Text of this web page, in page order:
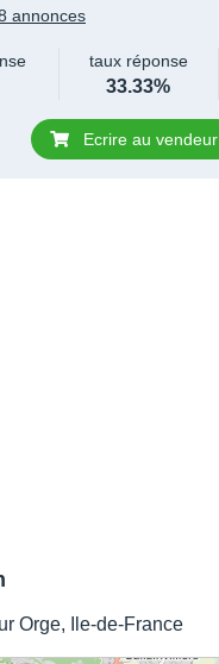
Orge, Ile-de-France
annonces
taux réponse
33.33%
Ecrire au vendeur